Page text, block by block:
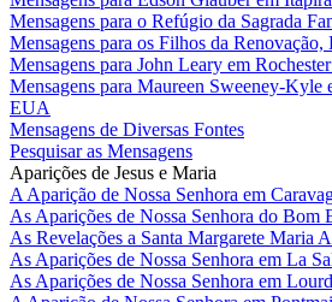
Mensagens para o Refúgio da Sagrada
Mensagens para os Filhos da Renovação,
Mensagens para John Leary em
Mensagens para Maureen Sweeney-
EUA
Mensagens de Diversas Fontes
Pesquisar as Mensagens
Aparições de Jesus e Maria
A Aparição de Nossa Senhora em
As Aparições de Nossa Senhora do Bom
As Revelações a Santa Margarete Maria
As Aparições de Nossa Senhora em La
As Aparições de Nossa Senhora em